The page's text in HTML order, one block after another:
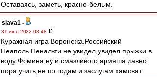
Оставаясь, заметь, красно-белым.
slava1 -
31 июл 2022 03:48
Куражная игра Воронежа.Российский
Неаполь.Пенальти не увидел,увидел прыжки в
воду Фомина,ну и смазливого армяша давно
пора учить,не по годам и заслугам хамоват.